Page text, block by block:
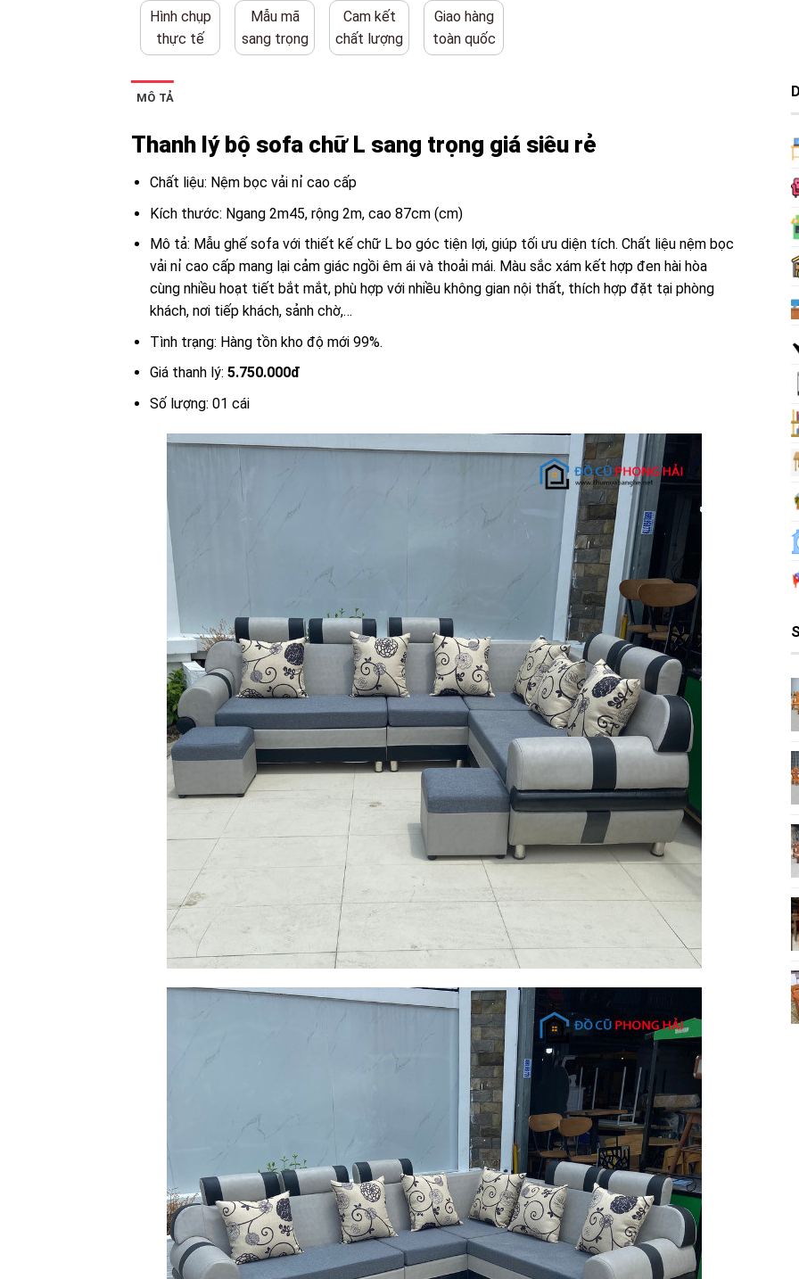
Hình chụp
thực tế
Mẫu mã
sang trọng
Cam kết
chất lượng
Giao hàng
toàn quốc
MÔ TẢ
Thanh lý bộ sofa chữ L sang trọng giá siêu rẻ
Chất liệu: Nệm bọc vải nỉ cao cấp
Kích thước: Ngang 2m45, rộng 2m, cao 87cm (cm)
Mô tả: Mẫu ghế sofa với thiết kế chữ L bo góc tiện lợi, giúp tối ưu diện tích. Chất liệu nệm bọc
vải nỉ cao cấp mang lại cảm giác ngồi êm ái và thoải mái. Màu sắc xám kết hợp đen hài hòa
cùng nhiều hoạt tiết bắt mắt, phù hợp với nhiều không gian nội thất, thích hợp đặt tại phòng
khách, nơi tiếp khách, sảnh chờ,…
Tình trạng: Hàng tồn kho độ mới 99%.
Giá thanh lý: 5.750.000đ
Số lượng: 01 cái